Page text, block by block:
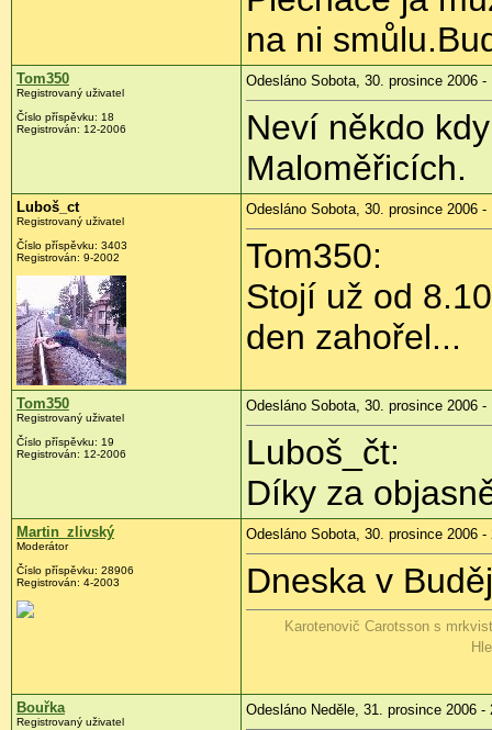
na ni
Tom350
Registrovaný uživatel
Číslo příspěvku: 18
Registrován: 12-2006
Odesláno Sobota, 30. prosince 2006 -
Neví někdo
Maloměřicích.
Luboš_ct
Registrovaný uživatel
Číslo příspěvku: 3403
Registrován: 9-2002
Odesláno Sobota, 30. prosince 2006 -
Tom350:
Stojí už od
den zahořel...
Tom350
Registrovaný uživatel
Číslo příspěvku: 19
Registrován: 12-2006
Odesláno Sobota, 30. prosince 2006 -
Luboš_čt:
Díky za
Martin_zlivský
Moderátor
Číslo příspěvku: 28906
Registrován: 4-2003
Odesláno Sobota, 30. prosince 2006 -
Dneska v
Karotenovič Carotsson s
Bouřka
Registrovaný uživatel
Odesláno Neděle, 31. prosince 2006 -